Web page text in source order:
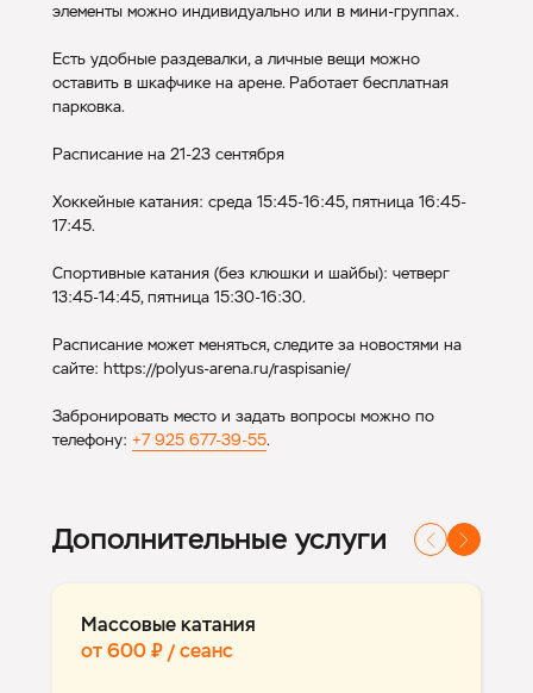
элементы можно индивидуально или в мини-группах.
Есть удобные раздевалки, а личные вещи можно
оставить в шкафчике на арене. Работает бесплатная
парковка.
Расписание на 21-23 сентября
Хоккейные катания: среда 15:45-16:45, пятница 16:45-
17:45.
Спортивные катания (без клюшки и шайбы): четверг
13:45-14:45, пятница 15:30-16:30.
Расписание может меняться, следите за новостями на
сайте: https://polyus-arena.ru/raspisanie/
Забронировать место и задать вопросы можно по
телефону: +7 925 677-39-55.
Дополнительные услуги
Массовые катания
от 600 ₽ / сеанс